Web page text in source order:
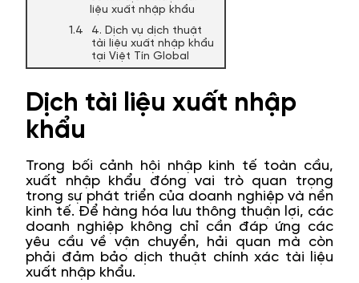
liệu xuất nhập khẩu
4. Dịch vụ dịch thuật
tài liệu xuất nhập khẩu
tại Việt Tín Global
Dịch tài liệu xuất nhập
khẩu
Trong bối cảnh hội nhập kinh tế toàn cầu,
xuất nhập khẩu đóng vai trò quan trọng
trong sự phát triển của doanh nghiệp và nền
kinh tế. Để hàng hóa lưu thông thuận lợi, các
doanh nghiệp không chỉ cần đáp ứng các
yêu cầu về vận chuyển, hải quan mà còn
phải đảm bảo dịch thuật chính xác tài liệu
xuất nhập khẩu.